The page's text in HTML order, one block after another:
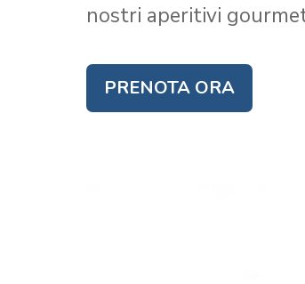
nostri aperitivi
PRENOTA ORA